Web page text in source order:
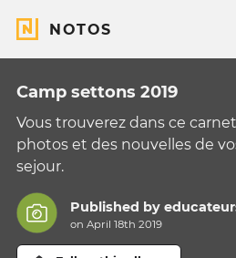
NOTOS
Camp settons 2019
Vous trouverez dans ce
photos et des nouvelles de
sejour.
Published by
on April 18th 2019